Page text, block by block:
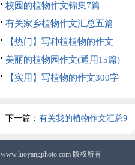
总7篇
校园的植物作文锦集7篇
有关家乡植物作文汇总五篇
【热门】写种植植物的作文
300字三篇
美丽的植物园作文(通用15篇)
【实用】写植物的作文300字
下一篇： 有关我的植物作文汇总9
篇
www.luoyangphoto.com 版权所有